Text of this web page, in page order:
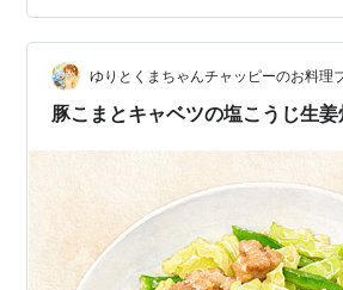
ん：大さじ1 酒：大さじ1 醤油：小さ
こま肉に片栗粉をまぶして軽くもみ込
を熱し、豚肉を広げて焼く 肉の色が
ゆりとくまちゃんチャッピーのお料理
豚こまとキャベツの塩こうじ生姜